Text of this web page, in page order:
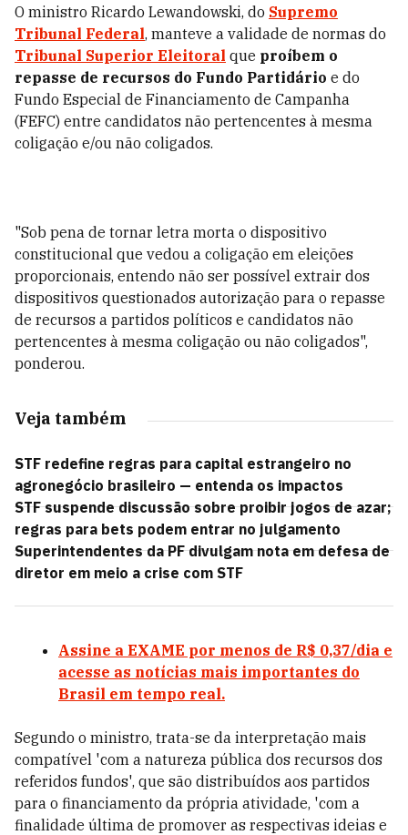
O ministro Ricardo Lewandowski, do Supremo
Tribunal Federal, manteve a validade de normas do
Tribunal Superior Eleitoral que proíbem o
repasse de recursos do Fundo Partidário e do
Fundo Especial de Financiamento de Campanha
(FEFC) entre candidatos não pertencentes à mesma
coligação e/ou não coligados.
"Sob pena de tornar letra morta o dispositivo
constitucional que vedou a coligação em eleições
proporcionais, entendo não ser possível extrair dos
dispositivos questionados autorização para o repasse
de recursos a partidos políticos e candidatos não
pertencentes à mesma coligação ou não coligados",
ponderou.
Veja também
STF redefine regras para capital estrangeiro no
agronegócio brasileiro — entenda os impactos
STF suspende discussão sobre proibir jogos de azar;
regras para bets podem entrar no julgamento
Superintendentes da PF divulgam nota em defesa de
diretor em meio a crise com STF
Assine a EXAME por menos de R$ 0,37/dia e
acesse as notícias mais importantes do
Brasil em tempo real.
Segundo o ministro, trata-se da interpretação mais
compatível 'com a natureza pública dos recursos dos
referidos fundos', que são distribuídos aos partidos
para o financiamento da própria atividade, 'com a
finalidade última de promover as respectivas ideias e